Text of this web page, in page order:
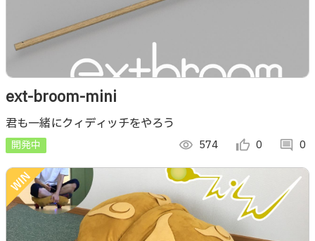
ext-broom-mini
君も一緒にクィディッチをやろう
開発中 visibility 574 thumb_up_alt 0 comment 0